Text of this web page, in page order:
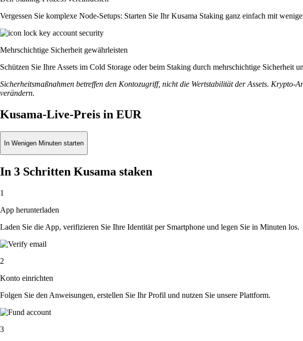
Vergessen Sie komplexe Node-Setups: Starten Sie Ihr Kusama Staking ganz einfach mit
Mehrschichtige Sicherheit gewährleisten
Schützen Sie Ihre Assets im Cold Storage oder beim Staking durch mehrschichtige Sicherheit
Sicherheitsmaßnahmen betreffen den Kontozugriff, nicht die Wertstabilität der Assets. Krypto-
verändern.
Kusama-Live-Preis in EUR
In Wenigen Minuten starten
In 3 Schritten Kusama staken
1
App herunterladen
Laden Sie die App, verifizieren Sie Ihre Identität per Smartphone und legen Sie in Minuten los.
2
Konto einrichten
Folgen Sie den Anweisungen, erstellen Sie Ihr Profil und nutzen Sie unsere Plattform.
3